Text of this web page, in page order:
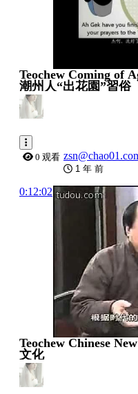
Teochew Coming of
潮州人“出花園”習俗
0 观看
1 年 前
0:12:02
Teochew Chinese New Year
文化